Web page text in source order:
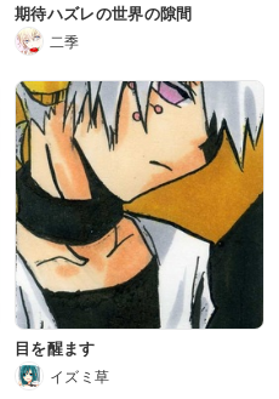
期待ハズレの世界の隙間
二季
目を醒ます
イズミ草